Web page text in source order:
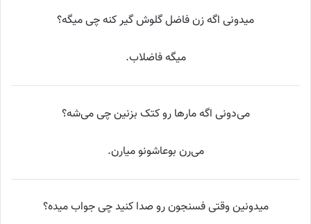
میدونی اگه زن فاضل گلوش گیر کنه چی میگه؟
میگه فاضلاب.
می‌دونی اگه مارها رو کتک بزنین چی می‌شه؟
می‌رن بوعاشونو میارن.
میدونین وقتی فسنجون رو صدا کنید چی جواب میده؟